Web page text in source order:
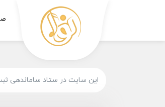
این سایت در ستاد ساماندهی